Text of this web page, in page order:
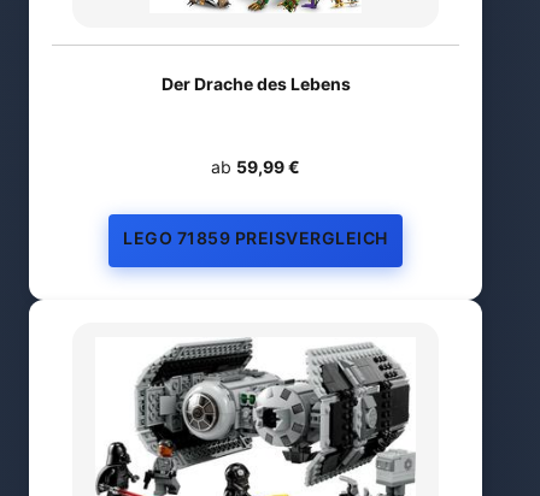
Der Drache des Lebens
ab 59,99 €
LEGO 71859 PREISVERGLEICH